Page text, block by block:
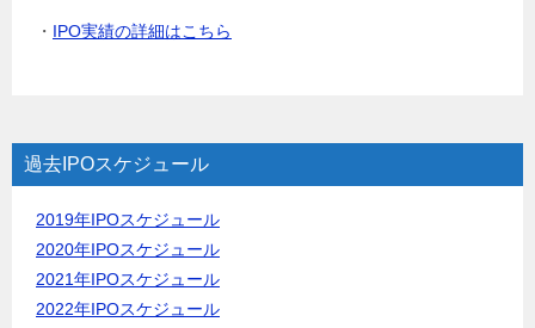
・ IPO実績の詳細はこちら
過去IPOスケジュール
2019年IPOスケジュール
2020年IPOスケジュール
2021年IPOスケジュール
2022年IPOスケジュール